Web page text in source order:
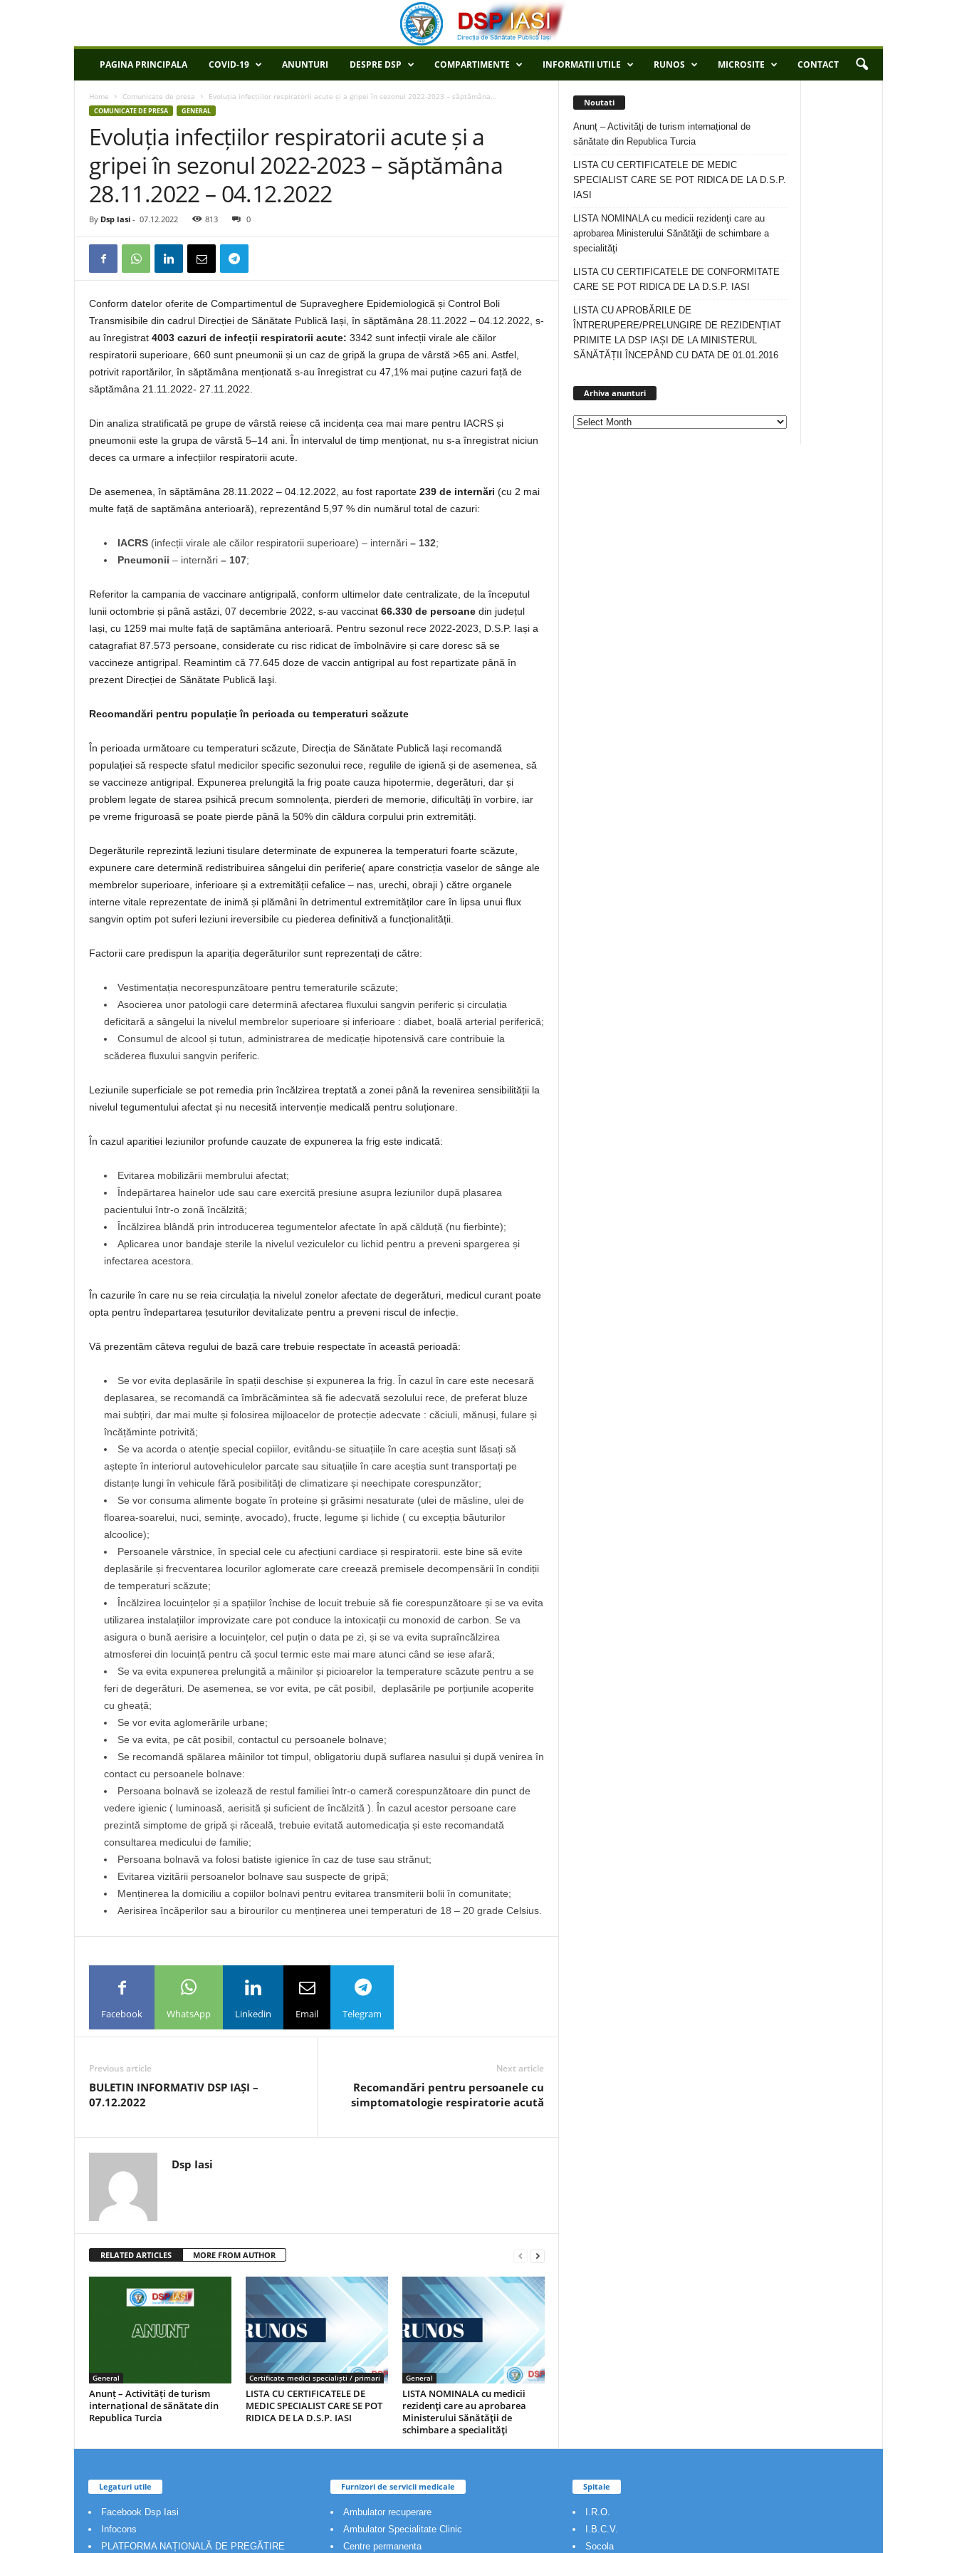
P
PAGINA PRINCIPALA COVID-19 ANUNTURI DESPRE DSP COMPARTIMENTE INFORMATII UTILE RUNOS MICROSITE CONTACT
Home Comunicate de presa Evoluția infecțiilor respiratorii acute și a gripei în sezonul 2022-2023 – săptămâna...
COMUNICATE DE PRESA GENERAL
Evoluția infecțiilor respiratorii acute și a
gripei în sezonul 2022-2023 – săptămâna
28.11.2022 – 04.12.2022
By Dsp Iasi - 07.12.2022 813 0
Conform datelor oferite de Compartimentul de Supraveghere Epidemiologică și Control Boli
Transmisibile din cadrul Direcției de Sănătate Publică Iași, în săptămâna 28.11.2022 – 04.12.2022, s-
au înregistrat 4003 cazuri de infecții respiratorii acute: 3342 sunt infecții virale ale căilor
respiratorii superioare, 660 sunt pneumonii și un caz de gripă la grupa de vârstă >65 ani. Astfel,
potrivit raportărilor, în săptămâna menționată s-au înregistrat cu 47,1% mai puține cazuri față de
săptămâna 21.11.2022- 27.11.2022.
Din analiza stratificată pe grupe de vârstă reiese că incidența cea mai mare pentru IACRS și
pneumonii este la grupa de vârstă 5–14 ani. În intervalul de timp menționat, nu s-a înregistrat niciun
deces ca urmare a infecțiilor respiratorii acute.
De asemenea, în săptămâna 28.11.2022 – 04.12.2022, au fost raportate 239 de internări (cu 2 mai
multe față de saptămâna anterioară), reprezentând 5,97 % din numărul total de cazuri:
IACRS (infecții virale ale căilor respiratorii superioare) – internări – 132;
Pneumonii – internări – 107;
Referitor la campania de vaccinare antigripală, conform ultimelor date centralizate, de la începutul
lunii octombrie și până astăzi, 07 decembrie 2022, s-au vaccinat 66.330 de persoane din județul
Iași, cu 1259 mai multe față de saptămâna anterioară. Pentru sezonul rece 2022-2023, D.S.P. Iași a
catagrafiat 87.573 persoane, considerate cu risc ridicat de îmbolnăvire și care doresc să se
vaccineze antigripal. Reamintim că 77.645 doze de vaccin antigripal au fost repartizate până în
prezent Direcției de Sănătate Publică Iaşi.
Recomandări pentru populație în perioada cu temperaturi scăzute
În perioada următoare cu temperaturi scăzute, Direcția de Sănătate Publică Iași recomandă
populației să respecte sfatul medicilor specific sezonului rece, regulile de igienă și de asemenea, să
se vaccineze antigripal. Expunerea prelungită la frig poate cauza hipotermie, degerături, dar și
problem legate de starea psihică precum somnolența, pierderi de memorie, dificultăți în vorbire, iar
pe vreme friguroasă se poate pierde până la 50% din căldura corpului prin extremități.
Degerăturile reprezintă leziuni tisulare determinate de expunerea la temperaturi foarte scăzute,
expunere care determină redistribuirea sângelui din periferie( apare constricția vaselor de sânge ale
membrelor superioare, inferioare și a extremității cefalice – nas, urechi, obraji ) către organele
interne vitale reprezentate de inimă și plămâni în detrimentul extremităților care în lipsa unui flux
sangvin optim pot suferi leziuni ireversibile cu piederea definitivă a funcționalității.
Factorii care predispun la apariția degerăturilor sunt reprezentați de către:
Vestimentația necorespunzătoare pentru temeraturile scăzute;
Asocierea unor patologii care determină afectarea fluxului sangvin periferic și circulația
deficitară a sângelui la nivelul membrelor superioare și inferioare : diabet, boală arterial periferică;
Consumul de alcool și tutun, administrarea de medicație hipotensivă care contribuie la
scăderea fluxului sangvin periferic.
Leziunile superficiale se pot remedia prin încălzirea treptată a zonei până la revenirea sensibilității la
nivelul tegumentului afectat și nu necesită intervenție medicală pentru soluționare.
În cazul aparitiei leziunilor profunde cauzate de expunerea la frig este indicată:
Evitarea mobilizării membrului afectat;
Îndepărtarea hainelor ude sau care exercită presiune asupra leziunilor după plasarea
pacientului într-o zonă încălzită;
Încălzirea blândă prin introducerea tegumentelor afectate în apă călduță (nu fierbinte);
Aplicarea unor bandaje sterile la nivelul veziculelor cu lichid pentru a preveni spargerea și
infectarea acestora.
În cazurile în care nu se reia circulația la nivelul zonelor afectate de degerături, medicul curant poate
opta pentru îndepartarea țesuturilor devitalizate pentru a preveni riscul de infecție.
Vă prezentăm câteva regului de bază care trebuie respectate în această perioadă:
Se vor evita deplasările în spații deschise și expunerea la frig. În cazul în care este necesară
deplasarea, se recomandă ca îmbrăcămintea să fie adecvată sezolului rece, de preferat bluze
mai subțiri, dar mai multe și folosirea mijloacelor de protecție adecvate : căciuli, mănuși, fulare și
încățăminte potrivită;
Se va acorda o atenție special copiilor, evitându-se situațiile în care aceștia sunt lăsați să
aștepte în interiorul autovehiculelor parcate sau situațiile în care aceștia sunt transportați pe
distanțe lungi în vehicule fără posibilități de climatizare și neechipate corespunzător;
Se vor consuma alimente bogate în proteine și grăsimi nesaturate (ulei de măsline, ulei de
floarea-soarelui, nuci, semințe, avocado), fructe, legume și lichide ( cu excepția băuturilor
alcoolice);
Persoanele vârstnice, în special cele cu afecțiuni cardiace și respiratorii. este bine să evite
deplasările și frecventarea locurilor aglomerate care creează premisele decompensării în condiții
de temperaturi scăzute;
Încălzirea locuințelor și a spațiilor închise de locuit trebuie să fie corespunzătoare și se va evita
utilizarea instalațiilor improvizate care pot conduce la intoxicații cu monoxid de carbon. Se va
asigura o bună aerisire a locuințelor, cel puțin o data pe zi, și se va evita supraîncălzirea
atmosferei din locuință pentru că șocul termic este mai mare atunci când se iese afară;
Se va evita expunerea prelungită a mâinilor și picioarelor la temperature scăzute pentru a se
feri de degerături. De asemenea, se vor evita, pe cât posibil, deplasările pe porțiunile acoperite
cu gheață;
Se vor evita aglomerările urbane;
Se va evita, pe cât posibil, contactul cu persoanele bolnave;
Se recomandă spălarea mâinilor tot timpul, obligatoriu după suflarea nasului și după venirea în
contact cu persoanele bolnave:
Persoana bolnavă se izolează de restul familiei într-o cameră corespunzătoare din punct de
vedere igienic ( luminoasă, aerisită și suficient de încălzită ). În cazul acestor persoane care
prezintă simptome de gripă și răceală, trebuie evitată automedicația și este recomandată
consultarea medicului de familie;
Persoana bolnavă va folosi batiste igienice în caz de tuse sau strănut;
Evitarea vizitării persoanelor bolnave sau suspecte de gripă;
Menținerea la domiciliu a copiilor bolnavi pentru evitarea transmiterii bolii în comunitate;
Aerisirea încăperilor sau a birourilor cu menținerea unei temperaturi de 18 – 20 grade Celsius.
Facebook WhatsApp Linkedin Email Telegram
Previous article
BULETIN INFORMATIV DSP IAȘI –
07.12.2022
Next article
Recomandări pentru persoanele cu
simptomatologie respiratorie acută
Dsp Iasi
RELATED ARTICLES MORE FROM AUTHOR
General
Anunț – Activități de turism
internațional de sănătate din
Republica Turcia
Certificate medici specialiști / primari
LISTA CU CERTIFICATELE DE
MEDIC SPECIALIST CARE SE POT
RIDICA DE LA D.S.P. IASI
General
LISTA NOMINALA cu medicii
rezidenţi care au aprobarea
Ministerului Sănătăţii de
schimbare a specialităţi
Noutati
Anunț – Activități de turism internațional de
sănătate din Republica Turcia
LISTA CU CERTIFICATELE DE MEDIC
SPECIALIST CARE SE POT RIDICA DE LA D.S.P.
IASI
LISTA NOMINALA cu medicii rezidenţi care au
aprobarea Ministerului Sănătăţii de schimbare a
specialităţi
LISTA CU CERTIFICATELE DE CONFORMITATE
CARE SE POT RIDICA DE LA D.S.P. IASI
LISTA CU APROBĂRILE DE
ÎNTRERUPERE/PRELUNGIRE DE REZIDENȚIAT
PRIMITE LA DSP IAȘI DE LA MINISTERUL
SĂNĂTĂȚII ÎNCEPÂND CU DATA DE 01.01.2016
Arhiva anunturi
Legaturi utile
Facebook Dsp Iasi
Infocons
PLATFORMA NAȚIONALĂ DE PREGĂTIRE
Furnizori de servicii medicale
Ambulator recuperare
Ambulator Specialitate Clinic
Centre permanenta
Spitale
I.R.O.
I.B.C.V.
Socola